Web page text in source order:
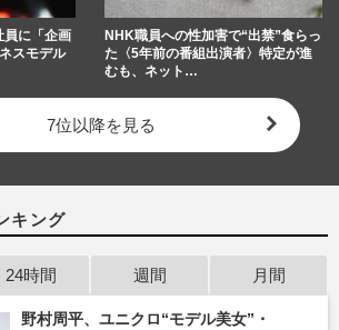
員に「企画
スモデル
NHK職員への性加害で“出禁”食らっ
た〈5年前の番組出演者〉特定が進
むも、ネット…
7位以降を見る
キング
24時間 週間 月間
野村周平、ユニクロ“モデル美女”・